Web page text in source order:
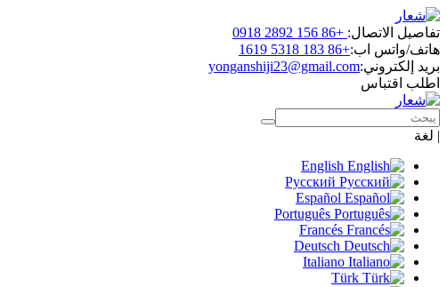
تفاصيل الاتصال: +86 156 2892 0918
هاتف/واتس اب:+86 183 5318 1619
بريد إلكتروني:yonganshiji23@gmail.com
اطلب اقتباس
| لغة